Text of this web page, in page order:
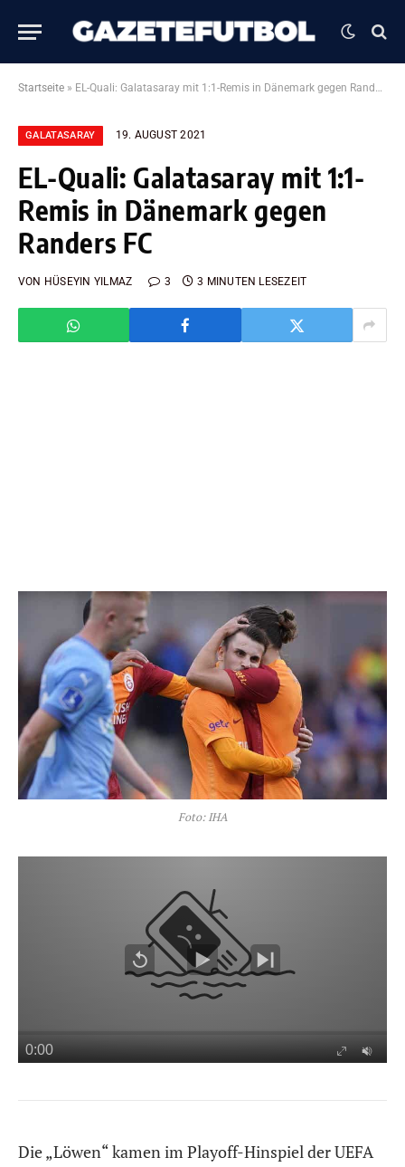
Startseite » EL-Quali: Galatasaray mit 1:1-Remis in Dänemark gegen Randers FC
GALATASARAY 19. AUGUST 2021
EL-Quali: Galatasaray mit 1:1-
Remis in Dänemark gegen
Randers FC
VON HÜSEYIN YILMAZ 3 3 MINUTEN LESEZEIT
Foto: IHA
Die „Löwen“ kamen im Playoff-Hinspiel der UEFA